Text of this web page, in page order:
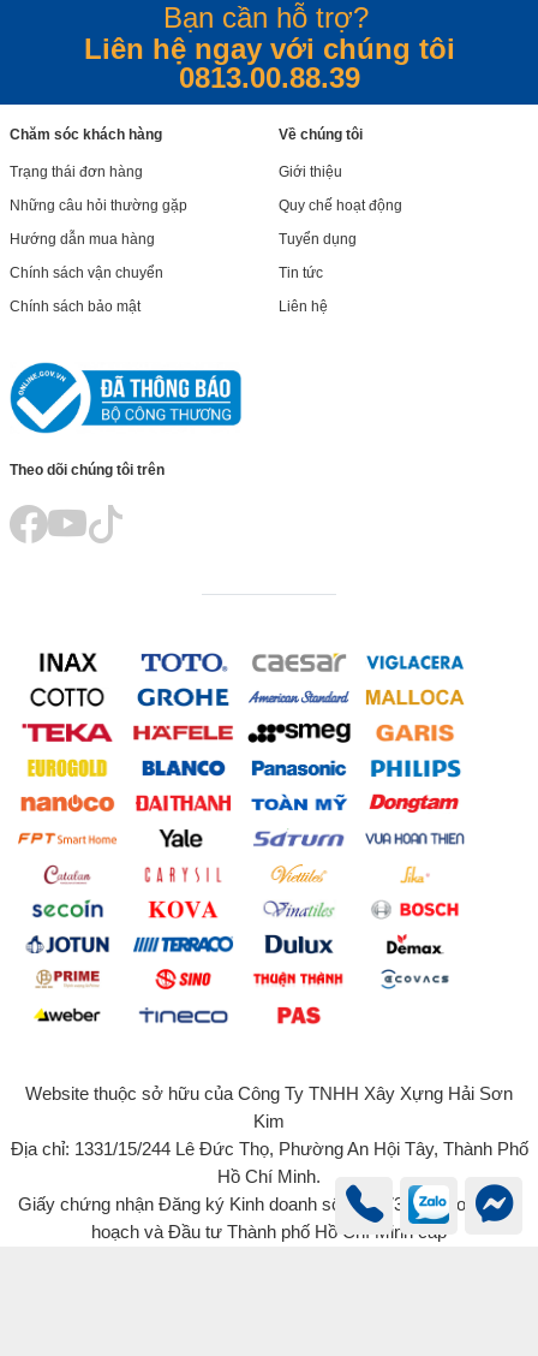
Bạn cần hỗ trợ?
Liên hệ ngay với chúng tôi
0813.00.88.39
Chăm sóc khách hàng
Trạng thái đơn hàng
Những câu hỏi thường gặp
Hướng dẫn mua hàng
Chính sách vận chuyển
Chính sách bảo mật
Về chúng tôi
Giới thiệu
Quy chế hoạt động
Tuyển dụng
Tin tức
Liên hệ
Theo dõi chúng tôi trên
Website thuộc sở hữu của Công Ty TNHH Xây Xựng Hải Sơn
Kim
Địa chỉ: 1331/15/244 Lê Đức Thọ, Phường An Hội Tây, Thành Phố
Hồ Chí Minh.
Giấy chứng nhận Đăng ký Kinh doanh số 0315734131 do Sở Kế
hoạch và Đầu tư Thành phố Hồ Chí Minh cấp